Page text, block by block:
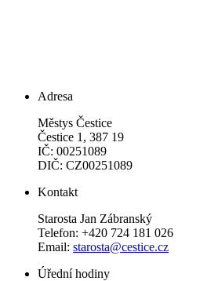
Adresa
Městys Čestice
Čestice 1, 387 19
IČ: 00251089
DIČ: CZ00251089
Kontakt
Starosta Jan Zábranský
Telefon: +420 724 181 026
Email: starosta@cestice.cz
Úřední hodiny